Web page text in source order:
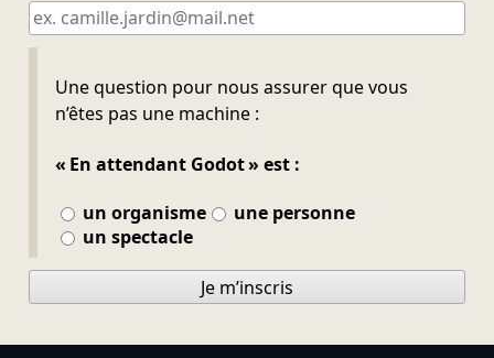
Une question pour nous assurer que vous
n’êtes pas une machine :
« En attendant Godot » est :
un organisme
une personne
un spectacle
Ne pas remplir
Je m’inscris